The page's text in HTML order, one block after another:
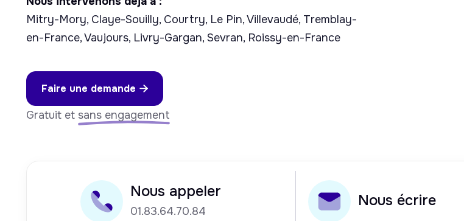
Mitry-Mory, Claye-Souilly, Courtry, Le Pin, Villevaudé, Tremblay-
en-France, Vaujours, Livry-Gargan, Sevran, Roissy-en-France
Faire une demande 
Gratuit et sans engagement
Nous appeler
01.83.64.70.84
Nous écrire